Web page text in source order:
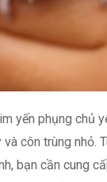
yến phụng chủ
côn trùng nhỏ.
bạn cần cung